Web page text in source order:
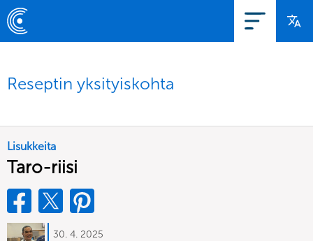
Reseptin yksityiskohta
Lisukkeita
Taro-riisi
30. 4. 2025